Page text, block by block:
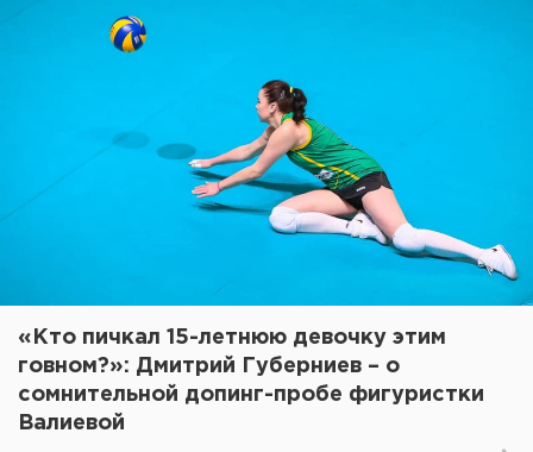
«Кто пичкал 15-летнюю девочку этим
говном?»: Дмитрий Губерниев – о
сомнительной допинг-пробе фигуристки
Валиевой